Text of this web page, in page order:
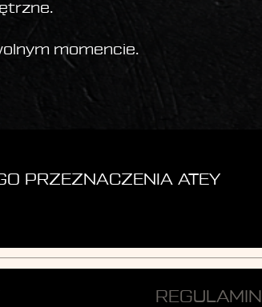
momencie.
PRZEZNACZENIA ATEY
REGULAMIN